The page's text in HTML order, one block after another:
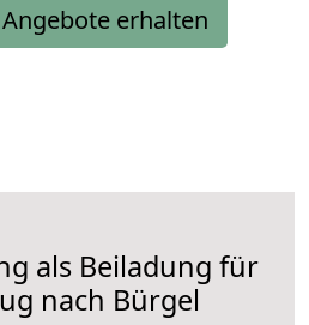
erhalten
als Beiladung für
nach Bürgel